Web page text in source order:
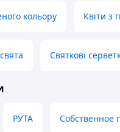
кольору Квіти з
Святкові
РУТА Собственное